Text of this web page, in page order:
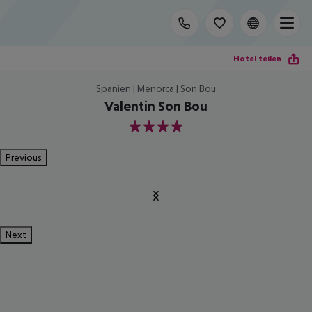
Hotel teilen
Spanien | Menorca | Son Bou
Valentin Son Bou
4
Previous
Next